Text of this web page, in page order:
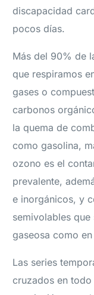
discapacidad
pocos días.
Más del 90% de
que respiramos
gases o
carbonos
la quema de
como gasolina,
ozono es el
prevalente,
e inorgánicos, y
semivolables
gaseosa como
Las series
cruzados en